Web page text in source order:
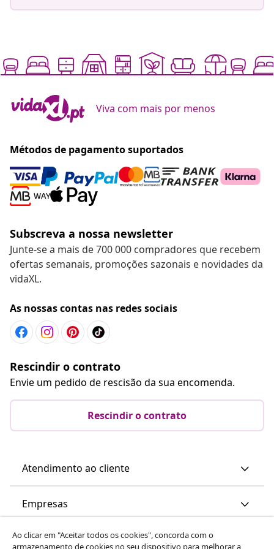
Viva com mais por menos
Métodos de pagamento suportados
Subscreva a nossa newsletter
Junte-se a mais de 700 000 compradores que recebem
ofertas semanais, promoções sazonais e novidades da
vidaXL.
As nossas contas nas redes sociais
Rescindir o contrato
Envie um pedido de rescisão da sua encomenda.
Rescindir o contrato
Atendimento ao cliente
Empresas
vidaXL
Ao clicar em "Aceitar todos os cookies", concorda com o
armazenamento de cookies no seu dispositivo para melhorar a